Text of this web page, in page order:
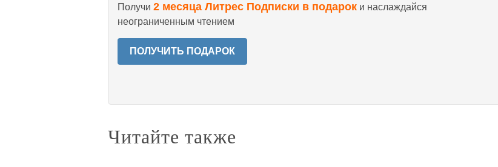
Получи 2 месяца Литрес Подписки в подарок и наслаждайся
неограниченным чтением
ПОЛУЧИТЬ ПОДАРОК
Читайте также